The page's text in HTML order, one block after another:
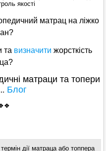
якості
матрац на ліжко
та визначити жорсткість
матраци та топери
Блог
дії матраца або топпера